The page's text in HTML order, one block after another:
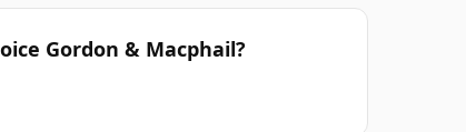
Gordon & Macphail?